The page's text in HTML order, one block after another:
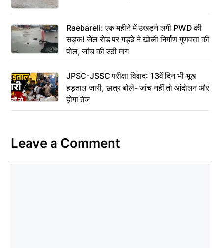
Raebareli: एक महीने में उखड़ने लगी PWD की
सड़क! जेल रोड पर गड्ढे ने खोली निर्माण गुणवत्ता की
पोल, जांच की उठी मांग
JPSC-JSSC परीक्षा विवाद: 13वें दिन भी भूख
हड़ताल जारी, छात्र बोले- जांच नहीं तो आंदोलन और
होगा तेज
Leave a Comment